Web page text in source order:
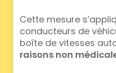
Cette mesure
conducteurs de
boîte de vitesses
raisons non